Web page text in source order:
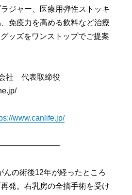
ジャー、医療用弾性ストッキ
免疫力を高める飲料など治療
ッズをワンストップでご提案
会社 代表取締役
www.canlife.jp/
の術後12年が経ったところ
発。右乳房の全摘手術を受け